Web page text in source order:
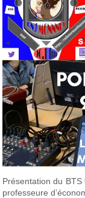
Présentation du
professeure